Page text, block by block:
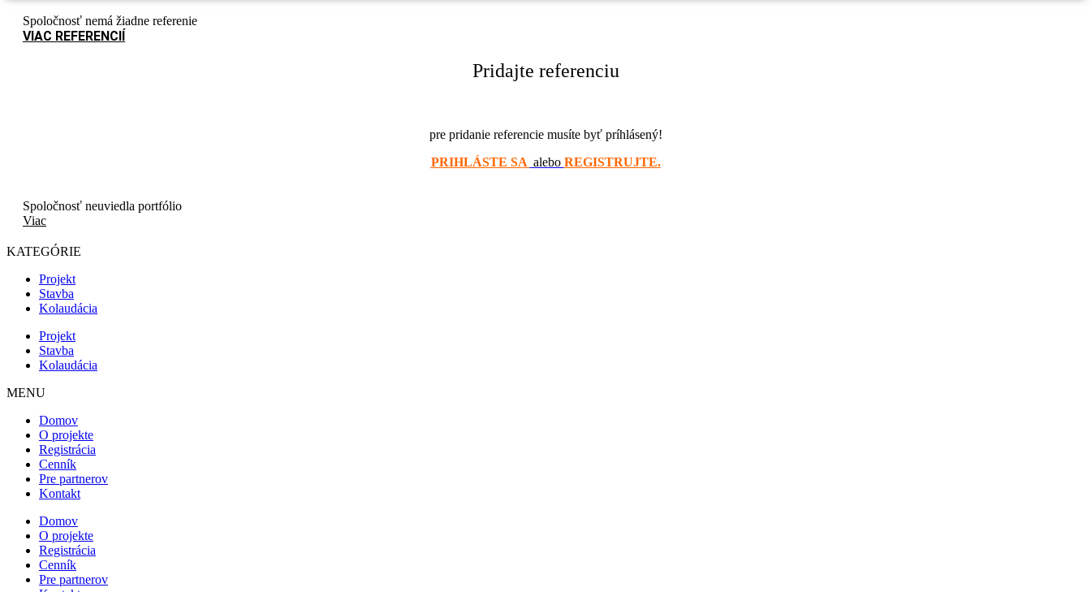
Spoločnosť nemá žiadne referenie
VIAC REFERENCIÍ
Pridajte referenciu
pre pridanie referencie musíte byť príhlásený!
PRIHLÁSTE SA alebo REGISTRUJTE.
Spoločnosť neuviedla portfólio
Viac
KATEGÓRIE
Projekt
Stavba
Kolaudácia
Projekt
Stavba
Kolaudácia
MENU
Domov
O projekte
Registrácia
Cenník
Pre partnerov
Kontakt
Domov
O projekte
Registrácia
Cenník
Pre partnerov